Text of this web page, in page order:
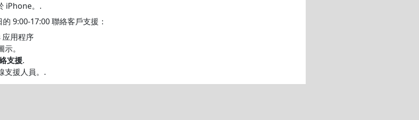
iPhone。.
9:00-17:00 聯絡客戶支援：
应用程序
。
支援.
支援人員。.